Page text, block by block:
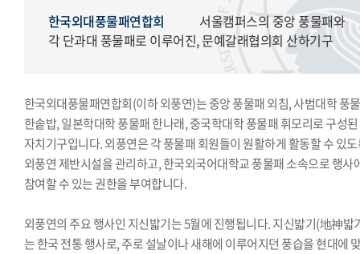
생활도서관
학생복지위원회
영상사업단
한국외대통역협회
한국외대119학군단
한국외대풍물패연합회
서울캠퍼스의 중앙 풍물패와
각 단과대 풍물패로 이루어진, 문예갈래협의회 산하기구
한국외대풍물패연합회(이하 외풍연)는 중앙 풍물패 외침, 사범대학 풍
한솥밥, 일본학대학 풍물패 한나래, 중국학대학 풍물패 휘모리로 구성된
자치기구입니다. 외풍연은 각 풍물패 회원들이 원활하게 활동할 수 있
외풍연 제반시설을 관리하고, 한국외국어대학교 풍물패 소속으로 행사
참여할 수 있는 권한을 부여합니다.
외풍연의 주요 행사인 지신밟기는 5월에 진행됩니다. 지신밟기(地神밟
는 한국 전통 행사로, 주로 설날이나 새해에 이루어지던 풍습을 현대에